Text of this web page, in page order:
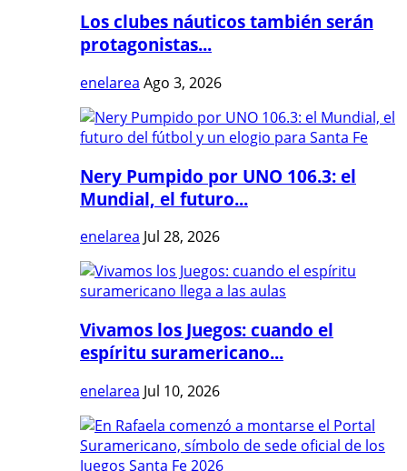
Los clubes náuticos también serán
protagonistas...
enelarea Ago 3, 2026
Nery Pumpido por UNO 106.3: el
Mundial, el futuro...
enelarea Jul 28, 2026
Vivamos los Juegos: cuando el
espíritu suramericano...
enelarea Jul 10, 2026